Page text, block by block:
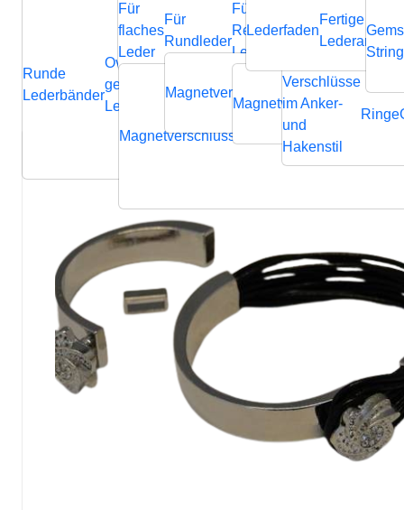
Runde
Lederbänder
Ovale
geflochtene
Lederbänder
Geflochtene
Lederschnüre
Flache
Lederschnüre
Für
flaches
Leder
Magnetverschluss
Für
Rundleder
Magnetverschluss Endverschluss
Für
Regaliz
Leder
Magnetverschluss
Verschlüsse
im Anker-
und
Hakenstil
Ringe
Lederfaden
Fertige
Lederkomponenten Für Rundleder Verbinder
Half Cuff Bracelet Clasp: